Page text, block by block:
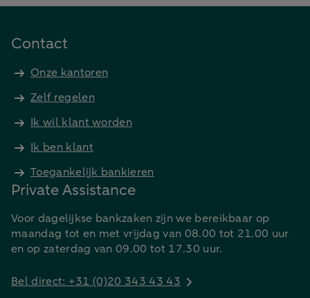
Contact
Onze kantoren
Zelf regelen
Ik wil klant worden
Ik ben klant
Toegankelijk bankieren
Private Assistance
Voor dagelijkse bankzaken zijn we bereikbaar op
maandag tot en met vrijdag van 08.00 tot 21.00 uur
en op zaterdag van 09.00 tot 17.30 uur.
Bel direct: +31 (0)20 343 43 43